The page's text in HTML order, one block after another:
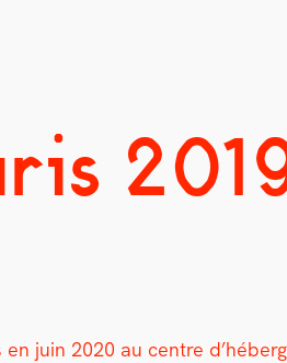
juin 2020 au cen­tre